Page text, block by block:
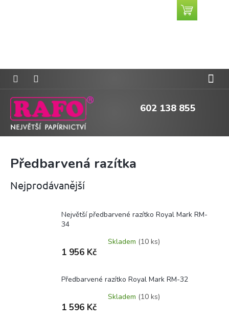
602 138 855
Nákupní
košík
Předbarvená razítka
Nejprodávanější
Největší předbarvené razítko Royal Mark RM-
34
Skladem (10 ks)
1 956 Kč
Předbarvené razítko Royal Mark RM-32
Skladem (10 ks)
1 596 Kč